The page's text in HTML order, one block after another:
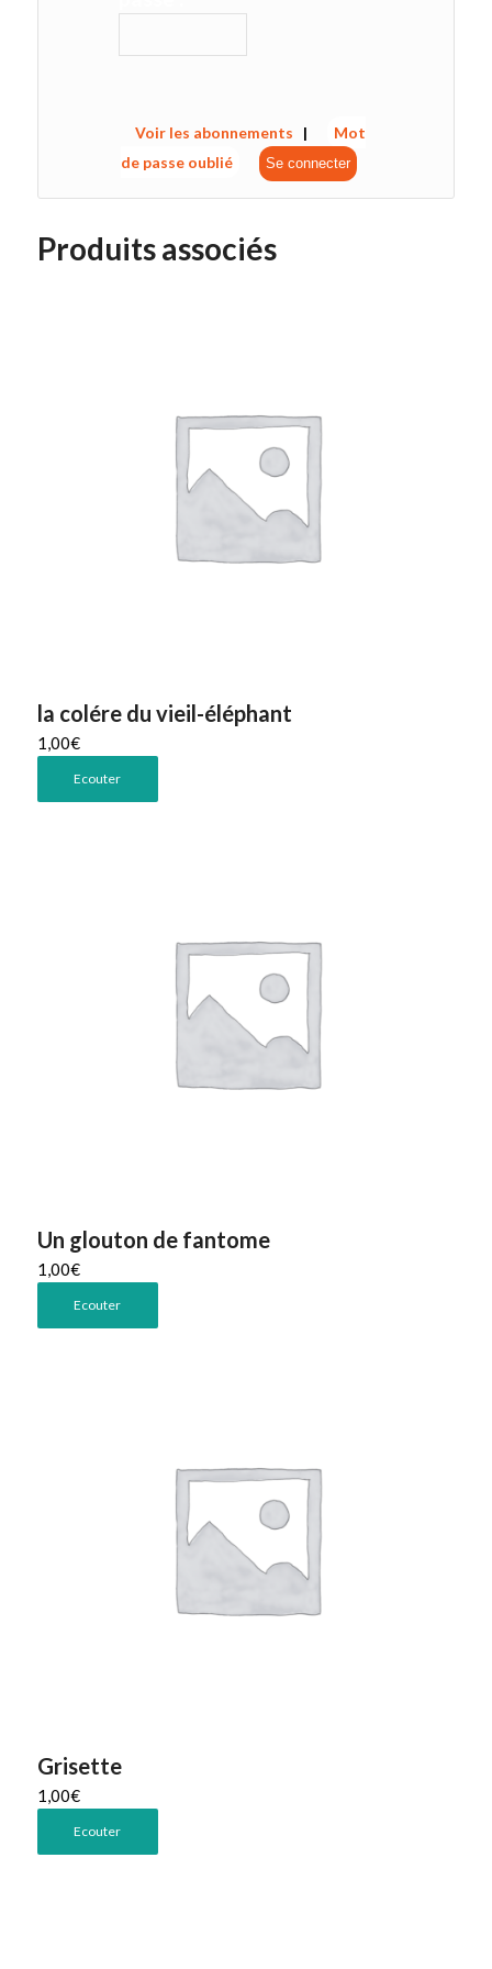
Voir les abonnements |
Mot
de passe oublié
Produits associés
la colére du vieil-éléphant
1,00€
Ecouter
Un glouton de fantome
1,00€
Ecouter
Grisette
1,00€
Ecouter